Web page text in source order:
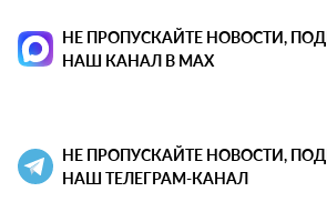
НЕ ПРОПУСКАЙТЕ НОВОСТИ,
НАШ КАНАЛ В MAX
НЕ ПРОПУСКАЙТЕ НОВОСТИ,
НАШ ТЕЛЕГРАМ-КАНАЛ